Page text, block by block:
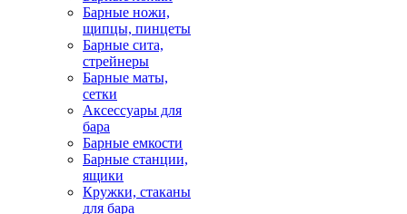
Барные ножи,
щипцы, пинцеты
Барные сита,
стрейнеры
Барные маты,
сетки
Аксессуары для
бара
Барные емкости
Барные станции,
ящики
Кружки, стаканы
для бара